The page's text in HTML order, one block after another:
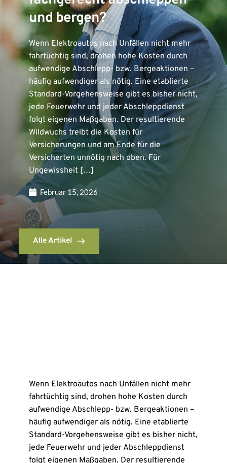
und bergen?
Wenn Elektroautos nach Unfällen nicht mehr
fahrtüchtig sind, drohen hohe Kosten durch
aufwendige Abschlepp- bzw. Bergeaktionen –
häufig aufwendiger als nötig. Eine etablierte
Standard-Vorgehensweise gibt es bisher nicht,
jede Feuerwehr und jeder Abschleppdienst
folgt eigenen Maßgaben. Der resultierende
Wildwuchs treibt die Kosten für
Versicherungen und am Ende für die
Versicherten unnötig nach oben. Für
Ungewissheit […]
Februar 15, 2026
Alle Artikel
Wenn Elektroautos nach Unfällen nicht mehr
fahrtüchtig sind, drohen hohe Kosten durch
aufwendige Abschlepp- bzw. Bergeaktionen –
häufig aufwendiger als nötig. Eine etablierte
Standard-Vorgehensweise gibt es bisher nicht,
jede Feuerwehr und jeder Abschleppdienst
folgt eigenen Maßgaben. Der resultierende